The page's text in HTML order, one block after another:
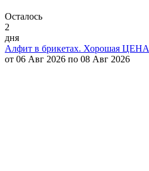
Осталось
2
дня
Алфит в брикетах. Хорошая ЦЕНА
от 06 Авг 2026 по 08 Авг 2026